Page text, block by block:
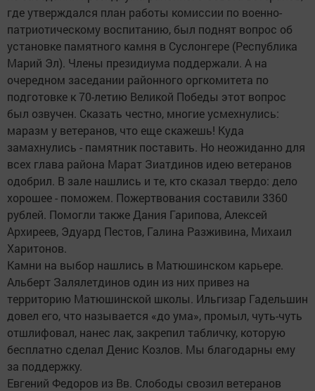
где утверждался план работы комиссии по военно-
патриотическому воспитанию, был поднят вопрос об
установке памятного камня в Суслонгере (Республика
Марий Эл). Члены президиума поддержали. А на
очередном заседании районного оргкомитета по
подготовке к 70-летию Великой Победы этот вопрос
был озвучен. Сказать честно, многие усмехнулись:
маразм у ветеранов, что еще скажешь! Куда
замахнулись - памятник поставить. Но неожиданно для
всех глава района Марат Зиатдинов идею ветеранов
одобрил. В зале нашлись и те, кто сказал твердо: дело
хорошее - поможем. Пожертвования составили 3360
рублей. Помогли также Дания Гарипова, Алексей
Архиреев, Эдуард Пестов, Галина Разживина, Михаил
Харитонов.
Камни на выбор нашлись в Матюшинском карьере.
Альберт Залялетдинов один из них привез на
территорию Матюшинской школы. Ильгизар Гадельшин
довел его, что называется «до ума», промыл, чуть-чуть
отшлифовал, нанес лак, закрепил табличку, которую
бесплатно сделал Денис Козлов. Мы благодарны ему
за поддержку.
Евгений Федоров из Вв. Слободы свозил ветеранов